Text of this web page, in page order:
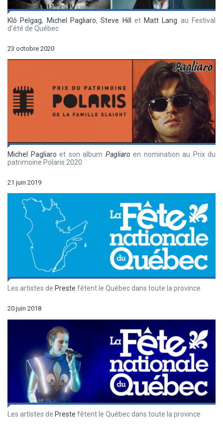
Klô Pelgag, Michel Pagliaro,Steve Hill et Matt Lang au Festival
d'été de Québec
23 octobre 2020
Michel Pagliaro et son album Pagliaro en nomination au Prix du
patrimoine Polaris 2020
21 juin 2019
Les artistes de Preste fêtent le Québec dans toute la province
20 juin 2018
Les artistes de Preste fêtent le Québec dans toute la province